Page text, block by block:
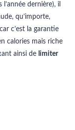
dernière), il
qu’importe,
c’est la garantie
calories mais riche
ainsi de limiter